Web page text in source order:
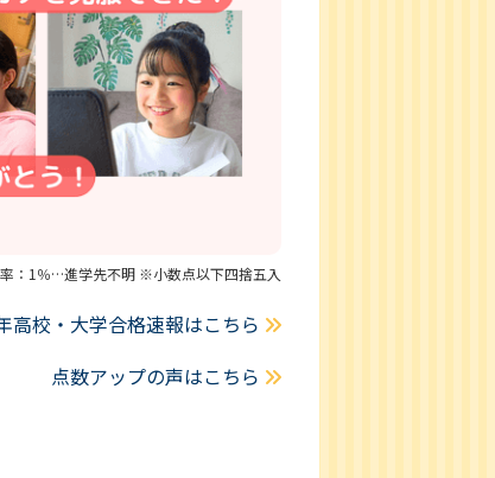
：1％…進学先不明 ※小数点以下四捨五入
高校・大学合格速報はこちら
点数アップの声はこちら